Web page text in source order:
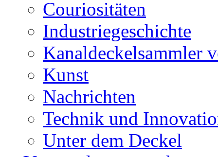
Couriositäten
Industriegeschichte
Kanaldeckelsammler
Kunst
Nachrichten
Technik und
Unter dem Deckel